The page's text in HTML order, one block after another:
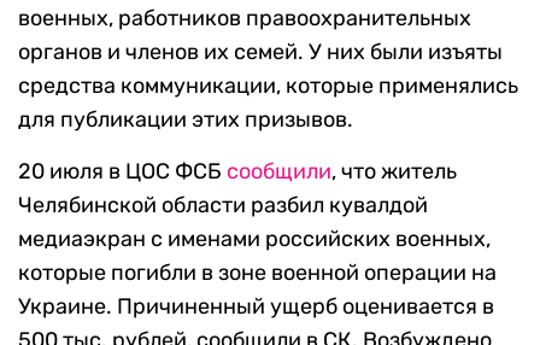
военных, работников правоохранительных
органов и членов их семей. У них были изъяты
средства коммуникации, которые применялись
для публикации этих призывов.
20 июля в ЦОС ФСБ сообщили, что житель
Челябинской области разбил кувалдой
медиаэкран с именами российских военных,
которые погибли в зоне военной операции на
Украине. Причиненный ущерб оценивается в